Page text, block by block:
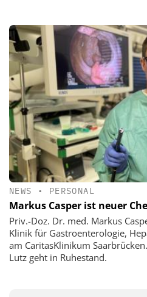
NEWS • PERSONAL
Markus Casper ist neuer
Priv.-Doz. Dr. med. Markus
Klinik für Gastroenterologie,
am CaritasKlinikum
Lutz geht in Ruhestand.